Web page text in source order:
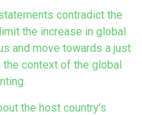
contradict the
the increase in global
and move towards a just
the context of the global
the host country’s